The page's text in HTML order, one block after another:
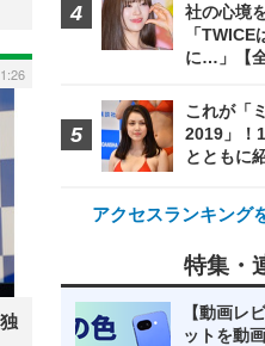
社の心境
「
に…」【全
これが「
2019」！
とともに
アクセスランキング
特集・
【動画レ
ットを動